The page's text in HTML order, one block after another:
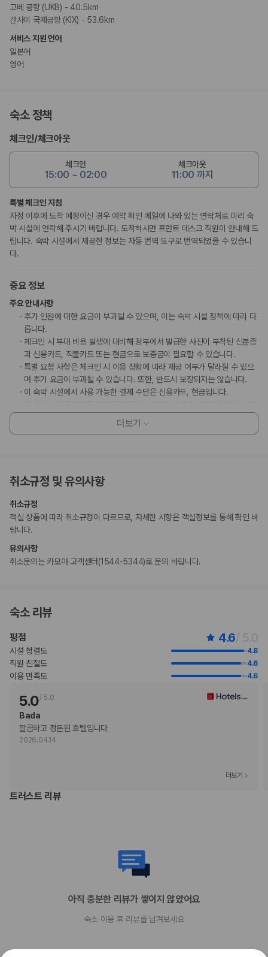
고베 공항 (UKB) - 40.5km
간사이 국제공항 (KIX) - 53.6km
서비스 지원 언어
일본어
영어
숙소 정책
체크인/체크아웃
체크인
15:00 ~ 02:00
체크아웃
11:00 까지
특별 체크인 지침
자정 이후에 도착 예정이신 경우 예약 확인 메일에 나와 있는 연락처로 미리 숙
박 시설에 연락해 주시기 바랍니다. 도착하시면 프런트 데스크 직원이 안내해 드
립니다. 숙박 시설에서 제공한 정보는 자동 번역 도구로 번역되었을 수 있습니
다.
중요 정보
주요 안내사항
추가 인원에 대한 요금이 부과될 수 있으며, 이는 숙박 시설 정책에 따라 다
릅니다.
체크인 시 부대 비용 발생에 대비해 정부에서 발급한 사진이 부착된 신분증
과 신용카드, 직불카드 또는 현금으로 보증금이 필요할 수 있습니다.
특별 요청 사항은 체크인 시 이용 상황에 따라 제공 여부가 달라질 수 있으
며 추가 요금이 부과될 수 있습니다. 또한, 반드시 보장되지는 않습니다.
이 숙박 시설에서 사용 가능한 결제 수단은 신용카드, 현금입니다.
만 3 세 이하 아동은 부모 또는 보호자와 같은 객실에서 침구를 추가하지
한, 숙박 시설의 소유주는 제출된 모든 투숙객의 여권을 복사하고 해당 복
비대면 체크인, 비대면 체크아웃 서비스를 이용하실 수 있습니다.
일부 숙박 시설에서는 문신이 있는 고객님의 시설 내 공중 목욕 시설 이용
을 허용하지 않습니다.
지불 요금
체크인 또는 체크아웃 시 숙박 시설에서 다음 요금을 청구할 수 있습니다(요금에
다. 자세한 내용은 예약 후 받으신 예약 확인 메일에 나와 있는 연락처 정보
이 숙박 시설에서 제공한 모든 요금 정보가 포함되어 있습니다.
부가 정보
간이/추가 침대 이용 불가
엘리베이터 없음
기타 선택사항
뷔페아침 식사 요금: 성인 JPY 2750, 어린이 JPY 1375(대략적인 금액)
위 목록에 명시되지 않은 다른 항목이 있을 수 있습니다. 요금 및 보증금은 세전
현장 결제 유형 및 수단
더보기
취소규정 및 유의사항
취소규정
객실 상품에 따라 취소규정이 다르므로, 자세한 사항은 객실정보를 통해 확인 바
랍니다.
유의사항
취소문의는 카모아 고객센터(1544-5344)로 문의 바랍니다.
숙소 리뷰
평점 4.6/ 5.0
시설 청결도 4.8
직원 친절도 4.6
이용 만족도 4.6
5.0/ 5.0
Bada
깔끔하고 정돈된 호텔입니다
2026.04.14
더보기
트러스트 리뷰
아직 충분한 리뷰가 쌓이지 않았어요
숙소 이용 후 리뷰를 남겨보세요